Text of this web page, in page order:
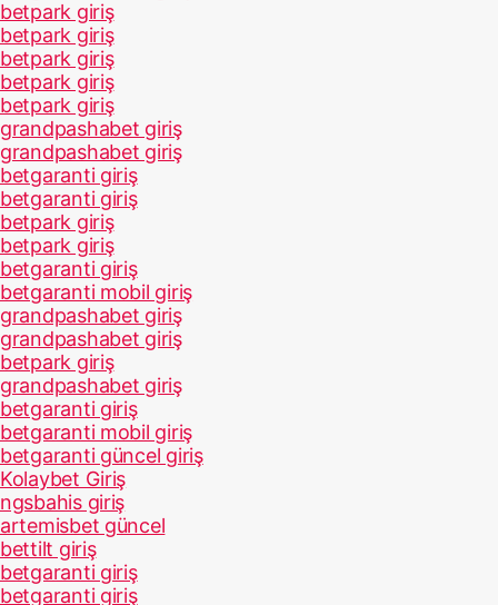
betpark giriş
betpark giriş
betpark giriş
betpark giriş
betpark giriş
grandpashabet giriş
grandpashabet giriş
betgaranti giriş
betgaranti giriş
betpark giriş
betpark giriş
betgaranti giriş
betgaranti mobil giriş
grandpashabet giriş
grandpashabet giriş
betpark giriş
grandpashabet giriş
betgaranti giriş
betgaranti mobil giriş
betgaranti güncel giriş
Kolaybet Giriş
ngsbahis giriş
artemisbet güncel
bettilt giriş
betgaranti giriş
betgaranti giriş